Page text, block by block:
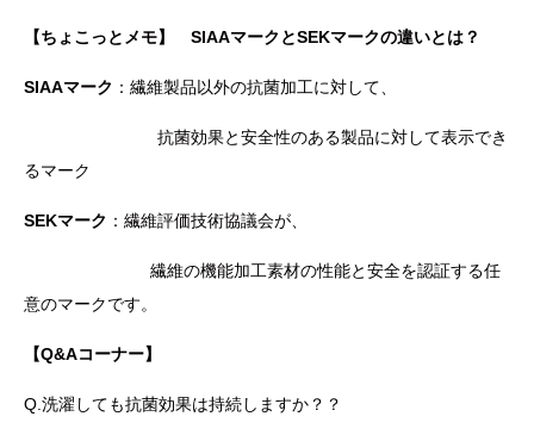
【ちょこっとメモ】 SIAAマークとSEKマークの違いとは？
SIAAマーク ：繊維製品以外の抗菌加工に対して、
抗菌効果と安全性のある製品に対して表示でき
るマーク
SEKマーク ：繊維評価技術協議会が、
繊維の機能加工素材の性能と安全を認証する任
意のマークです。
【Q&Aコーナー】
Q.洗濯しても抗菌効果は持続しますか？？